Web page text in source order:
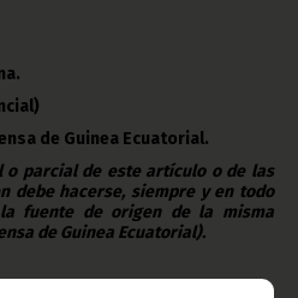
de Guinea Ecuatorial.
o parcial de este artículo o de las
debe hacerse, siempre y en todo
fuente de origen de la misma
de Guinea Ecuatorial).